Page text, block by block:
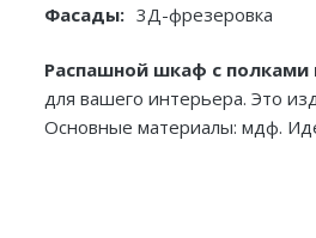
Фасады: 3Д-фрезеровка
Распашной шкаф с
для вашего интерьера. Это
Основные материалы: мдф.